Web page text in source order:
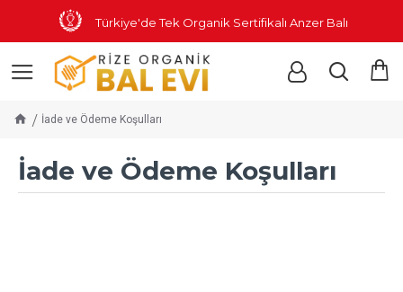
Türkiye'de Tek Organik Sertifikalı Anzer Balı
İade ve Ödeme Koşulları
İade ve Ödeme Koşulları